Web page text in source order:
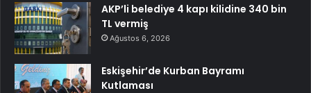
AKP’li belediye 4 kapı kilidine 340 bin
TL vermiş
Ağustos 6, 2026
Eskişehir’de Kurban Bayramı
Kutlaması